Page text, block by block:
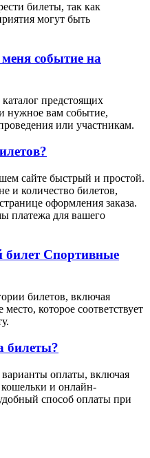
билеты, так как
могут быть
событие на
предстоящих
нужное вам событие,
или участникам.
сайте быстрый и простой.
и количество билетов,
оформления заказа.
платежа для вашего
билет Спортивные
билетов, включая
которое соответствует
билеты?
оплаты, включая
и онлайн-
способ оплаты при